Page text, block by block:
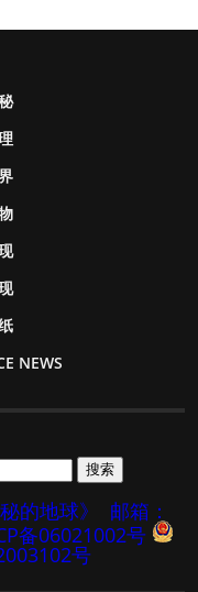
NEWS
的地球》
邮箱：
备06021002号
号